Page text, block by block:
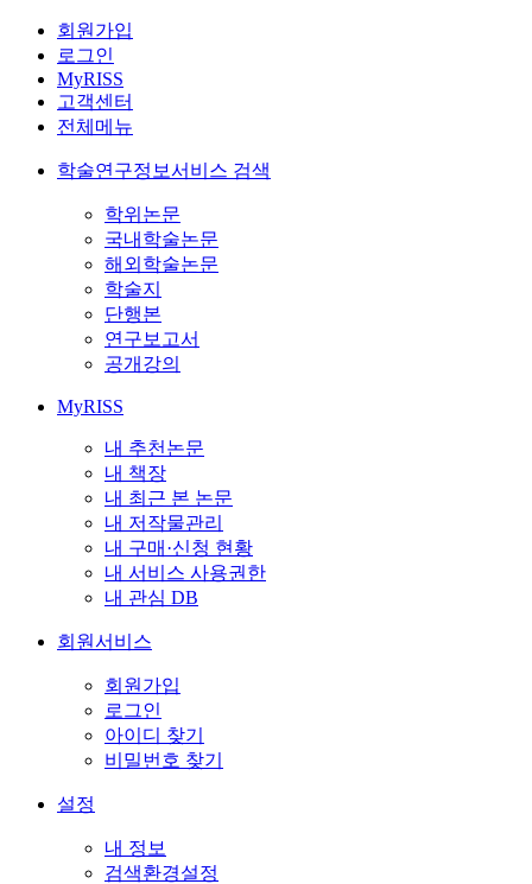
회원가입
로그인
MyRISS
고객센터
전체메뉴
학술연구정보서비스 검색
학위논문
국내학술논문
해외학술논문
학술지
단행본
연구보고서
공개강의
MyRISS
내 추천논문
내 책장
내 최근 본 논문
내 저작물관리
내 구매·신청 현황
내 서비스 사용권한
내 관심 DB
회원서비스
회원가입
로그인
아이디 찾기
비밀번호 찾기
설정
내 정보
검색환경설정